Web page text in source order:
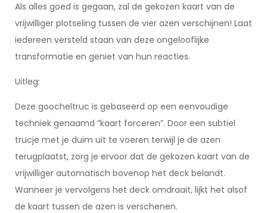
Als alles goed is gegaan, zal de gekozen kaart van de
vrijwilliger plotseling tussen de vier azen verschijnen! Laat
iedereen versteld staan van deze ongelooflijke
transformatie en geniet van hun reacties.
Uitleg:
Deze goocheltruc is gebaseerd op een eenvoudige
techniek genaamd “kaart forceren”. Door een subtiel
trucje met je duim uit te voeren terwijl je de azen
terugplaatst, zorg je ervoor dat de gekozen kaart van de
vrijwilliger automatisch bovenop het deck belandt.
Wanneer je vervolgens het deck omdraait, lijkt het alsof
de kaart tussen de azen is verschenen.